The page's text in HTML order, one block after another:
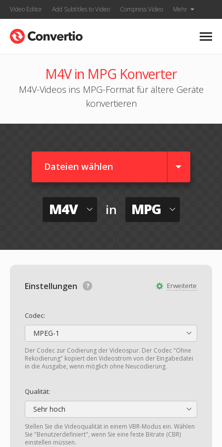
Video Editor Add Subtitles to Video Compress Video Mehr
M4V in MPG Konverter
M4V-Videos ins MPG-Format für ältere Geräte
konvertieren
Dateien wählen
M4V in MPG
Erweiterte
Einstellungen
Codec:
MPEG-1
Der Codec zur Codierung der Videospur. Der Codec "Ohne
Rekodierung" kopiert den Videostrom von der Eingabedatei
in die Ausgabe, wenn möglich ohne Neucodierung.
Qualität:
Sehr hoch
Stellen Sie die Videoqualität in einem VBR-Modus ein. Wählen
Sie "Benutzerdefiniert", wenn Sie eine feste Bitrate (CBR)
einstellen müssen.